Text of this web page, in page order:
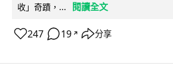
收」奇蹟，...
閱讀全文
247 19 ↗ 分享